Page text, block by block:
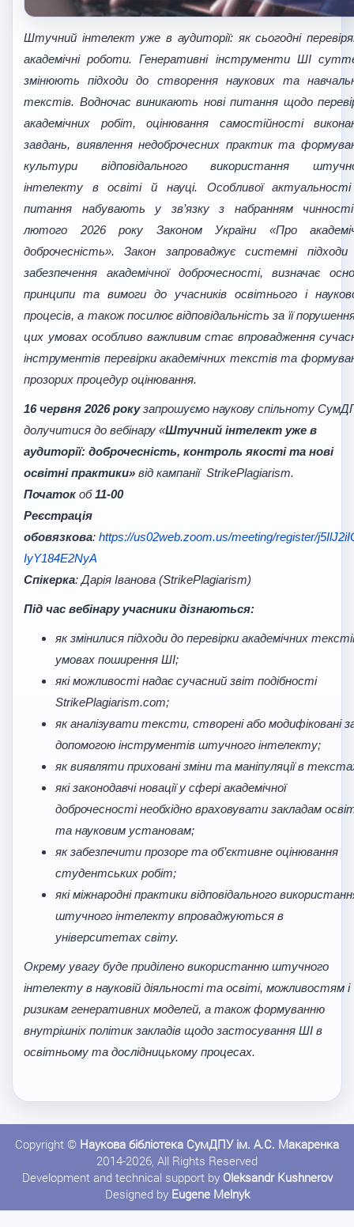
Штучний інтелект уже в аудиторії: як сьогодні
академічні роботи. Генеративні інструменти ШІ
змінюють підходи до створення наукових та
текстів. Водночас виникають нові питання щодо
академічних робіт, оцінювання самостійності
завдань, виявлення недоброчесних практик та
культури відповідального використання
інтелекту в освіті й науці. Особливої
питання набувають у зв’язку з набранням
лютого 2026 року Законом України «Про
доброчесність». Закон запроваджує системні
забезпечення академічної доброчесності, визначає
принципи та вимоги до учасників освітнього і
процесів, а також посилює відповідальність за її
цих умовах особливо важливим стає впровадження
інструментів перевірки академічних текстів та
прозорих процедур оцінювання.
16 червня 2026 рокузапрошуємо наукову спільноту
долучитися до вебінару «Штучний інтелект уже в
аудиторії: доброчесність, контроль якості та нові
освітні практики» від кампанії StrikePlagiarism.
Початок об11-00
Реєстрація
обовязкова: https://us02web.zoom.us/meeting/register/
IyY184E2NyA
Спікерка: Дарія Іванова (StrikePlagiarism)
Під час вебінару учасники дізнаються:
як змінилися підходи до перевірки академічних
умовах поширення ШІ;
які можливості надає сучасний звіт подібності
StrikePlagiarism.com;
як аналізувати тексти, створені або модифіковані
допомогою інструментів штучного інтелекту;
як виявляти приховані зміни та маніпуляції в
які законодавчі новації у сфері академічної
доброчесності необхідно враховувати закладам
та науковим установам;
як забезпечити прозоре та об’єктивне оцінювання
студентських робіт;
які міжнародні практики відповідального
штучного інтелекту впроваджуються в
університетах світу.
Окрему увагу буде приділено використанню штучного
інтелекту в науковій діяльності та освіті, можливостям і
ризикам генеративних моделей, а також формуванню
внутрішніх політик закладів щодо застосування ШІ в
освітньому та дослідницькому процесах.
Copyright © Наукова бібліотека СумДПУ ім. А.С. Макаренка
2014-2026, All Rights Reserved
Development and technical support by Oleksandr Kushnerov
Designed by Eugene Melnyk